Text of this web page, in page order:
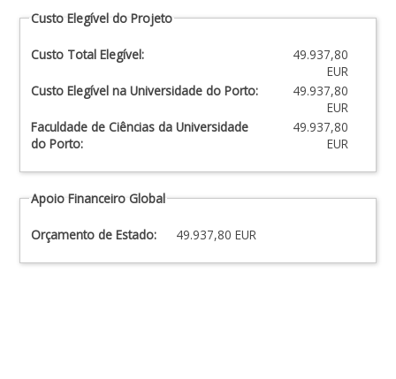
Custo Elegível do Projeto
Custo Total Elegível:
49.937,80
EUR
Custo Elegível na Universidade do Porto:
49.937,80
EUR
Faculdade de Ciências da Universidade
do Porto:
49.937,80
EUR
Apoio Financeiro Global
Orçamento de Estado: 49.937,80 EUR